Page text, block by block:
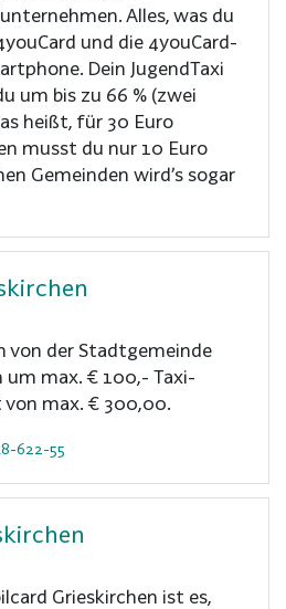
Alles, was du
und die 4youCard-
Dein JugendTaxi
um bis zu 66 % (zwei
heißt, für 30 Euro
musst du nur 10 Euro
Gemeinden wird’s sogar
von der Stadtgemeinde
um max. € 100,- Taxi-
max. € 300,00.
622-55
Grieskirchen ist es,